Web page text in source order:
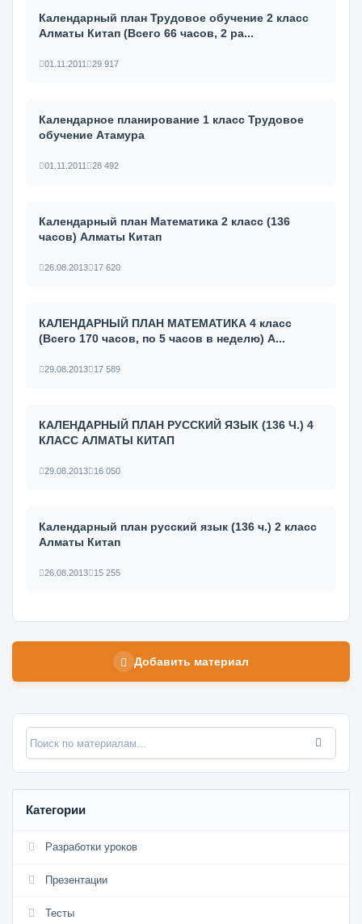
Календарный план Трудовое обучение 2 класс
Алматы Китап (Всего 66 часов, 2 ра...
01.11.2011 29 917
Календарное планирование 1 класс Трудовое
обучение Атамура
01.11.2011 28 492
Календарный план Математика 2 класс (136
часов) Алматы Китап
26.08.2013 17 620
КАЛЕНДАРНЫЙ ПЛАН МАТЕМАТИКА 4 класс
(Всего 170 часов, по 5 часов в неделю) А...
29.08.2013 17 589
КАЛЕНДАРНЫЙ ПЛАН РУССКИЙ ЯЗЫК (136 Ч.) 4
КЛАСС АЛМАТЫ КИТАП
29.08.2013 16 050
Календарный план русский язык (136 ч.) 2 класс
Алматы Китап
26.08.2013 15 255
Добавить материал
Категории
Разработки уроков
Презентации
Тесты